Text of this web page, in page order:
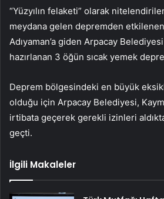
“Yüzyılın felaketi” olarak
meydana gelen depremden
Adıyaman’a giden Arpacay
hazırlanan 3 öğün sıcak yemek
Deprem bölgesindeki en büyük
olduğu için Arpacay Belediyesi,
irtibata geçerek gerekli izinleri
geçti.
İlgili Makaleler